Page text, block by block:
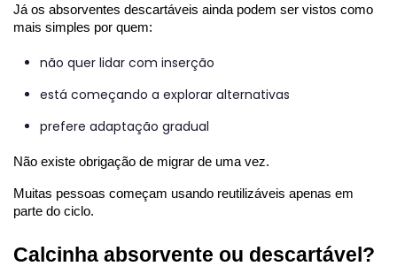
Já os absorventes descartáveis ainda podem ser vistos como
mais simples por quem:
não quer lidar com inserção
está começando a explorar alternativas
prefere adaptação gradual
Não existe obrigação de migrar de uma vez.
Muitas pessoas começam usando reutilizáveis apenas em
parte do ciclo.
Calcinha absorvente ou descartável?